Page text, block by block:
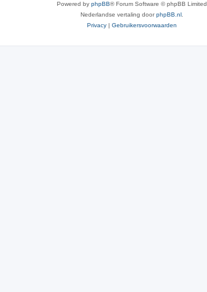
Powered by phpBB® Forum Software © phpBB Limited
Nederlandse vertaling doorphpBB.nl
Privacy | Gebruikersvoorwaarden